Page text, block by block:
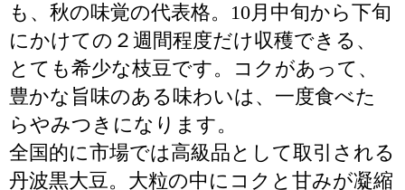
も、秋の味覚の代表格。10月中旬から下旬
にかけての２週間程度だけ収穫できる、
とても希少な枝豆です。コクがあって、
豊かな旨味のある味わいは、一度食べた
らやみつきになります。
全国的に市場では高級品として取引される
丹波黒大豆。大粒の中にコクと甘みが凝縮